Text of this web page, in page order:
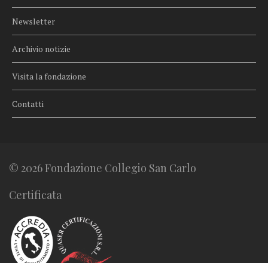
Newsletter
Archivio notizie
Visita la fondazione
Contatti
© 2026 Fondazione Collegio San Carlo
Certificata